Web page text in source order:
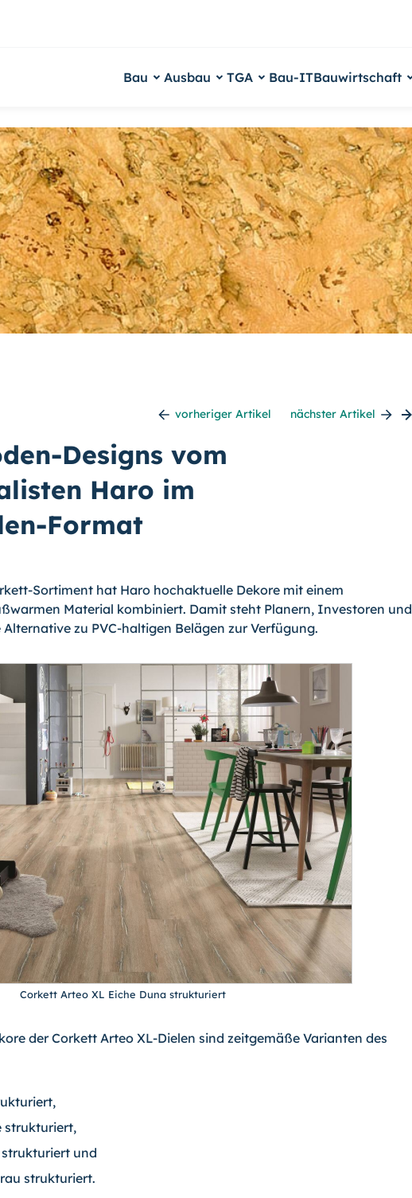
Bau Ausbau TGA Bau-ITBauwirtschaft
vorheriger Artikel nächster Artikel
Designs vom
Haro im
Format
Sortiment hat Haro hochaktuelle Dekore mit einem
Material kombiniert. Damit steht Planern, Investoren und
zu PVC-haltigen Belägen zur Verfügung.
Corkett Arteo XL Eiche Duna strukturiert
der Corkett Arteo XL-Dielen sind zeitgemäße Varianten des
strukturiert,
und
strukturiert.